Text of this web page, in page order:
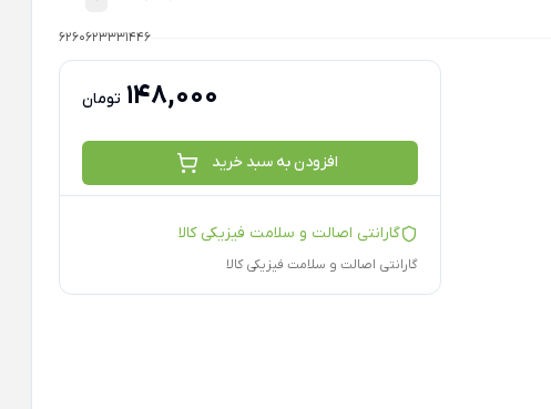
6260623331446
148,000 تومان
افزودن به سبد خرید
گارانتی اصالت و سلامت فیزیکی کالا
گارانتی اصالت و سلامت فیزیکی کالا